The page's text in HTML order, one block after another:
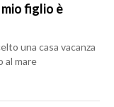
figlio è
una casa vacanza
al mare